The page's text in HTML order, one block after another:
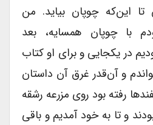
این‌که چوپان بیاید. من
با چوپان همسایه، بعد
در یکجایی و برای او کتاب
و آن‌قدر غرق آن داستان
رفته بود روی مزرعه رشقه
و تا به خود آمدیم و باقی